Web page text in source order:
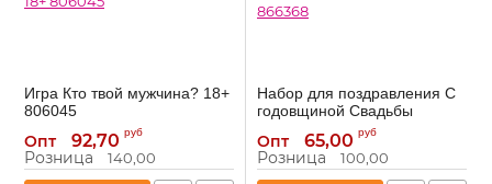
Игра Кто твой мужчина? 18+
806045
Артикул: 806045
Опт 92,70 руб
Розница 140,00
Набор для поздравления С
годовщиной Свадьбы
Артикул: 866368
Опт 65,00 руб
Розница 100,00